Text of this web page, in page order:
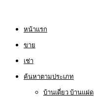
หน้าแรก
ขาย
เช่า
ค้นหาตามประเภท
บ้านเดี่ยว บ้านแฝด